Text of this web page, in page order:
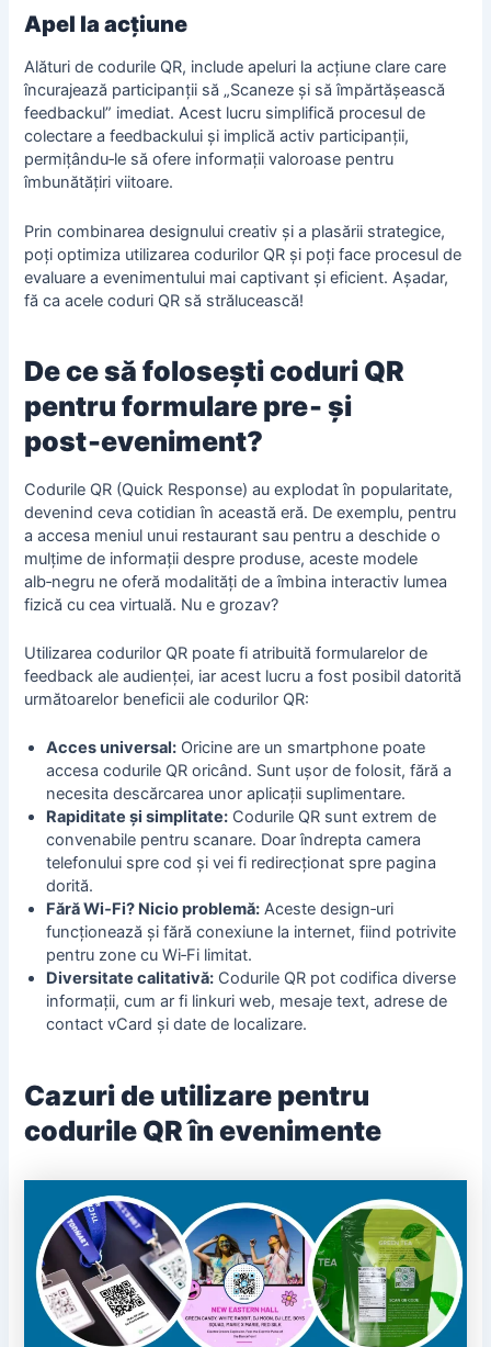
Apel la acțiune
Alături de codurile QR, includeapeluri la acțiune clare care
încurajează participanții să „Scaneze și să împărtășească
feedbackul” imediat. Acest lucru simplifică procesul de
colectare a feedbackului și implică activ participanții,
permițându‑le să ofere informații valoroase pentru
îmbunătățiri viitoare.
Prin combinarea designului creativ și a plasării strategice,
poți optimiza utilizarea codurilor QR și poți face procesul de
evaluare a evenimentului mai captivant și eficient. Așadar,
fă ca acele coduri QR să strălucească!
De ce să folosești coduri QR
pentru formulare pre‑ și
post‑eveniment?
Codurile QR (Quick Response) au explodat în popularitate,
devenind ceva cotidian în această eră. De exemplu, pentru
a accesa meniul unui restaurant sau pentru a deschide o
mulțime de informații despre produse, aceste modele
alb‑negru ne oferă modalități de a îmbina interactiv lumea
fizică cu cea virtuală. Nu e grozav?
Utilizarea codurilor QR poate fi atribuităformularelor de
feedback ale audienței, iar acest lucru a fost posibil datorită
următoarelor beneficii ale codurilor QR:
Acces universal: Oricine are un smartphone poate
accesa codurile QR oricând. Sunt ușor de folosit, fără a
necesita descărcarea unor aplicații suplimentare.
Rapiditate și simplitate: Codurile QR sunt extrem de
convenabile pentru scanare. Doar îndrepta camera
telefonului spre cod și vei fi redirecționat spre pagina
dorită.
Fără Wi‑Fi? Nicio problemă: Aceste design‑uri
funcționează și fără conexiune la internet, fiind potrivite
pentru zone cu Wi‑Fi limitat.
Diversitate calitativă: Codurile QR pot codifica diverse
informații, cum ar fi linkuri web, mesaje text, adrese de
contact vCard și date de localizare.
Cazuri de utilizare pentru
codurile QR în evenimente